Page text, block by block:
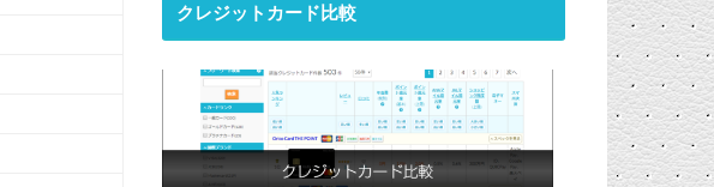
クレジットカード比較